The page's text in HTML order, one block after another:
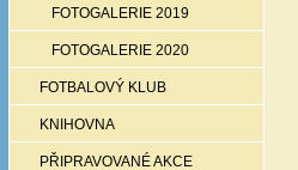
FOTOGALERIE 2019
FOTOGALERIE 2020
FOTBALOVÝ KLUB
KNIHOVNA
PŘIPRAVOVANÉ AKCE